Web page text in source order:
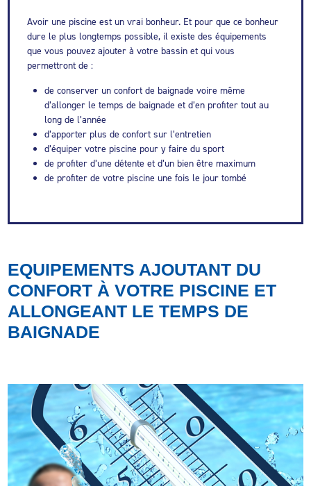
Avoir une piscine est un vrai bonheur. Et pour que ce bonheur
dure le plus longtemps possible, il existe des équipements
que vous pouvez ajouter à votre bassin et qui vous
permettront de :
de conserver un confort de baignade voire même
d’allonger le temps de baignade et d’en profiter tout au
long de l’année
d’apporter plus de confort sur l’entretien
d’équiper votre piscine pour y faire du sport
de profiter d’une détente et d’un bien être maximum
de profiter de votre piscine une fois le jour tombé
EQUIPEMENTS AJOUTANT DU
CONFORT À VOTRE PISCINE ET
ALLONGEANT LE TEMPS DE
BAIGNADE